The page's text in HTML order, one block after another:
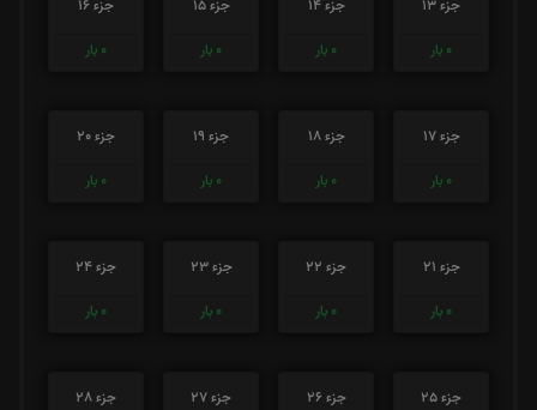
جزء 13
0 بار
جزء 14
0 بار
جزء 15
0 بار
جزء 16
0 بار
جزء 17
0 بار
جزء 18
0 بار
جزء 19
0 بار
جزء 20
0 بار
جزء 21
0 بار
جزء 22
0 بار
جزء 23
0 بار
جزء 24
0 بار
جزء 25
جزء 26
جزء 27
جزء 28